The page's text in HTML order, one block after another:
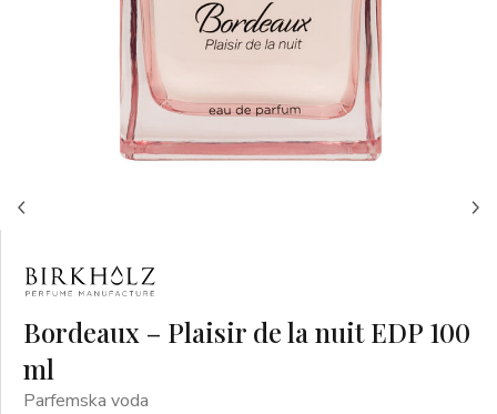
Bordeaux – Plaisir de la nuit EDP 100
ml
Parfemska voda